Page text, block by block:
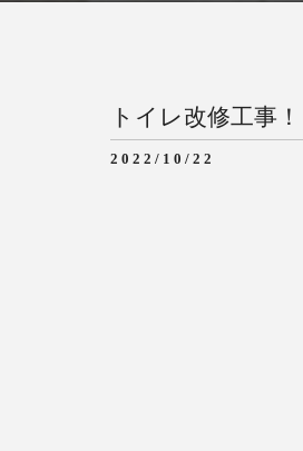
トイレ改修工事！
2022/10/22